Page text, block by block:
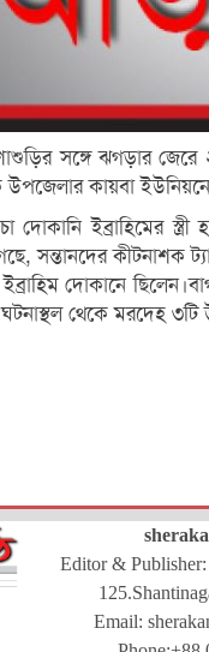
সঙ্গে ঝগড়ার
কায়বা ইউনিয়নের
দোকানি ইব্রাহিমের
সন্তানদের কীটনাশক
দোকানে
থেকে মরদেহ
Editor &
Email: